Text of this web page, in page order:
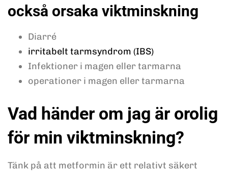
också orsaka viktminskning
Diarré
irritabelt tarmsyndrom (IBS)
Infektioner i magen eller tarmarna
operationer i magen eller tarmarna
Vad händer om jag är orolig
för min viktminskning?
Tänk på att metformin är ett relativt säkert